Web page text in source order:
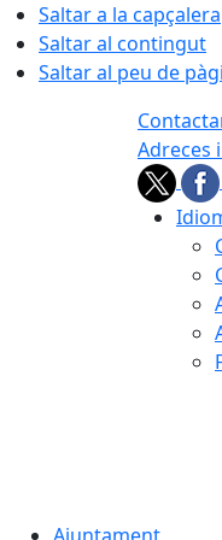
Saltar a la capçalera
Saltar al contingut
Saltar al peu de
Adreces